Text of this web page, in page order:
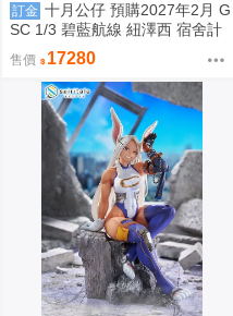
訂金 十月公仔 預購2027年2月 G
SC 1/3 碧藍航線 紐澤西 宿舍計
劃Ver 0918
售價 17280